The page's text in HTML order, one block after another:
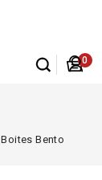
0
Boites Bento